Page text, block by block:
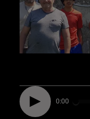
0:00